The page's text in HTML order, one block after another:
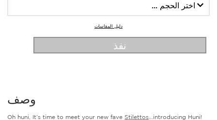
دليل المقاسات
نفذ
وصف
Oh huni, It’s time to meet your new fave Stilettos …introducing Huni!